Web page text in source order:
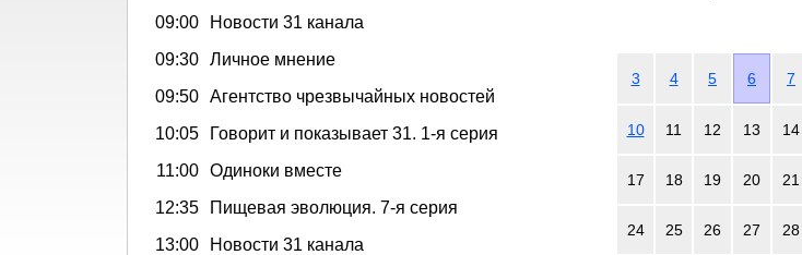
09:00
Новости 31 канала
09:30 Личное мнение
09:50 Агентство чрезвычайных новостей
10:05
Говорит и показывает 31. 1-я серия
11:00 Одиноки вместе
12:35
Пищевая эволюция. 7-я серия
13:00
Новости 31 канала
3 4 5 6 7
10 11 12 13 14
17 18 19 20 21
24 25 26 27 28